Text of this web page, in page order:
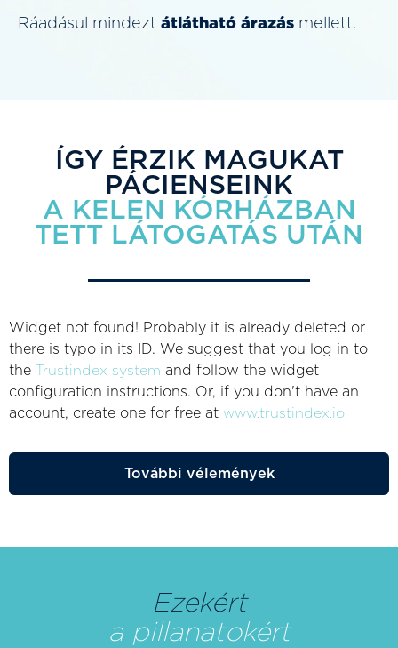
Ráadásul mindezt átlátható árazás mellett.
ÍGY ÉRZIK MAGUKAT
PÁCIENSEINK
A KELEN KÓRHÁZBAN
TETT LÁTOGATÁS UTÁN
Widget not found! Probably it is already deleted or
there is typo in its ID. We suggest that you log in to
the
Trustindex system and follow the widget
configuration instructions. Or, if you don't have an
account, create one for free at www.trustindex.io
További vélemények
Ezekért
a pillanatokért